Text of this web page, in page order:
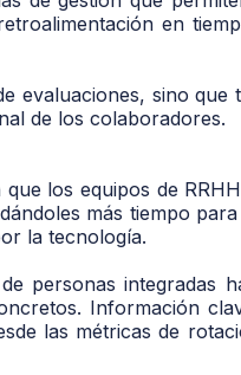
en
evaluaciones, sino
de los colaboradores.
los equipos de
más tiempo
la tecnología.
personas integradas
Información
las métricas de